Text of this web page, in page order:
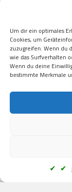
Um dir ein optimales
Cookies, um
zuzugreifen. Wenn du
wie das Surfverhalten
Wenn du deine
bestimmte Merkmale
Kauf auf
Klarna
American